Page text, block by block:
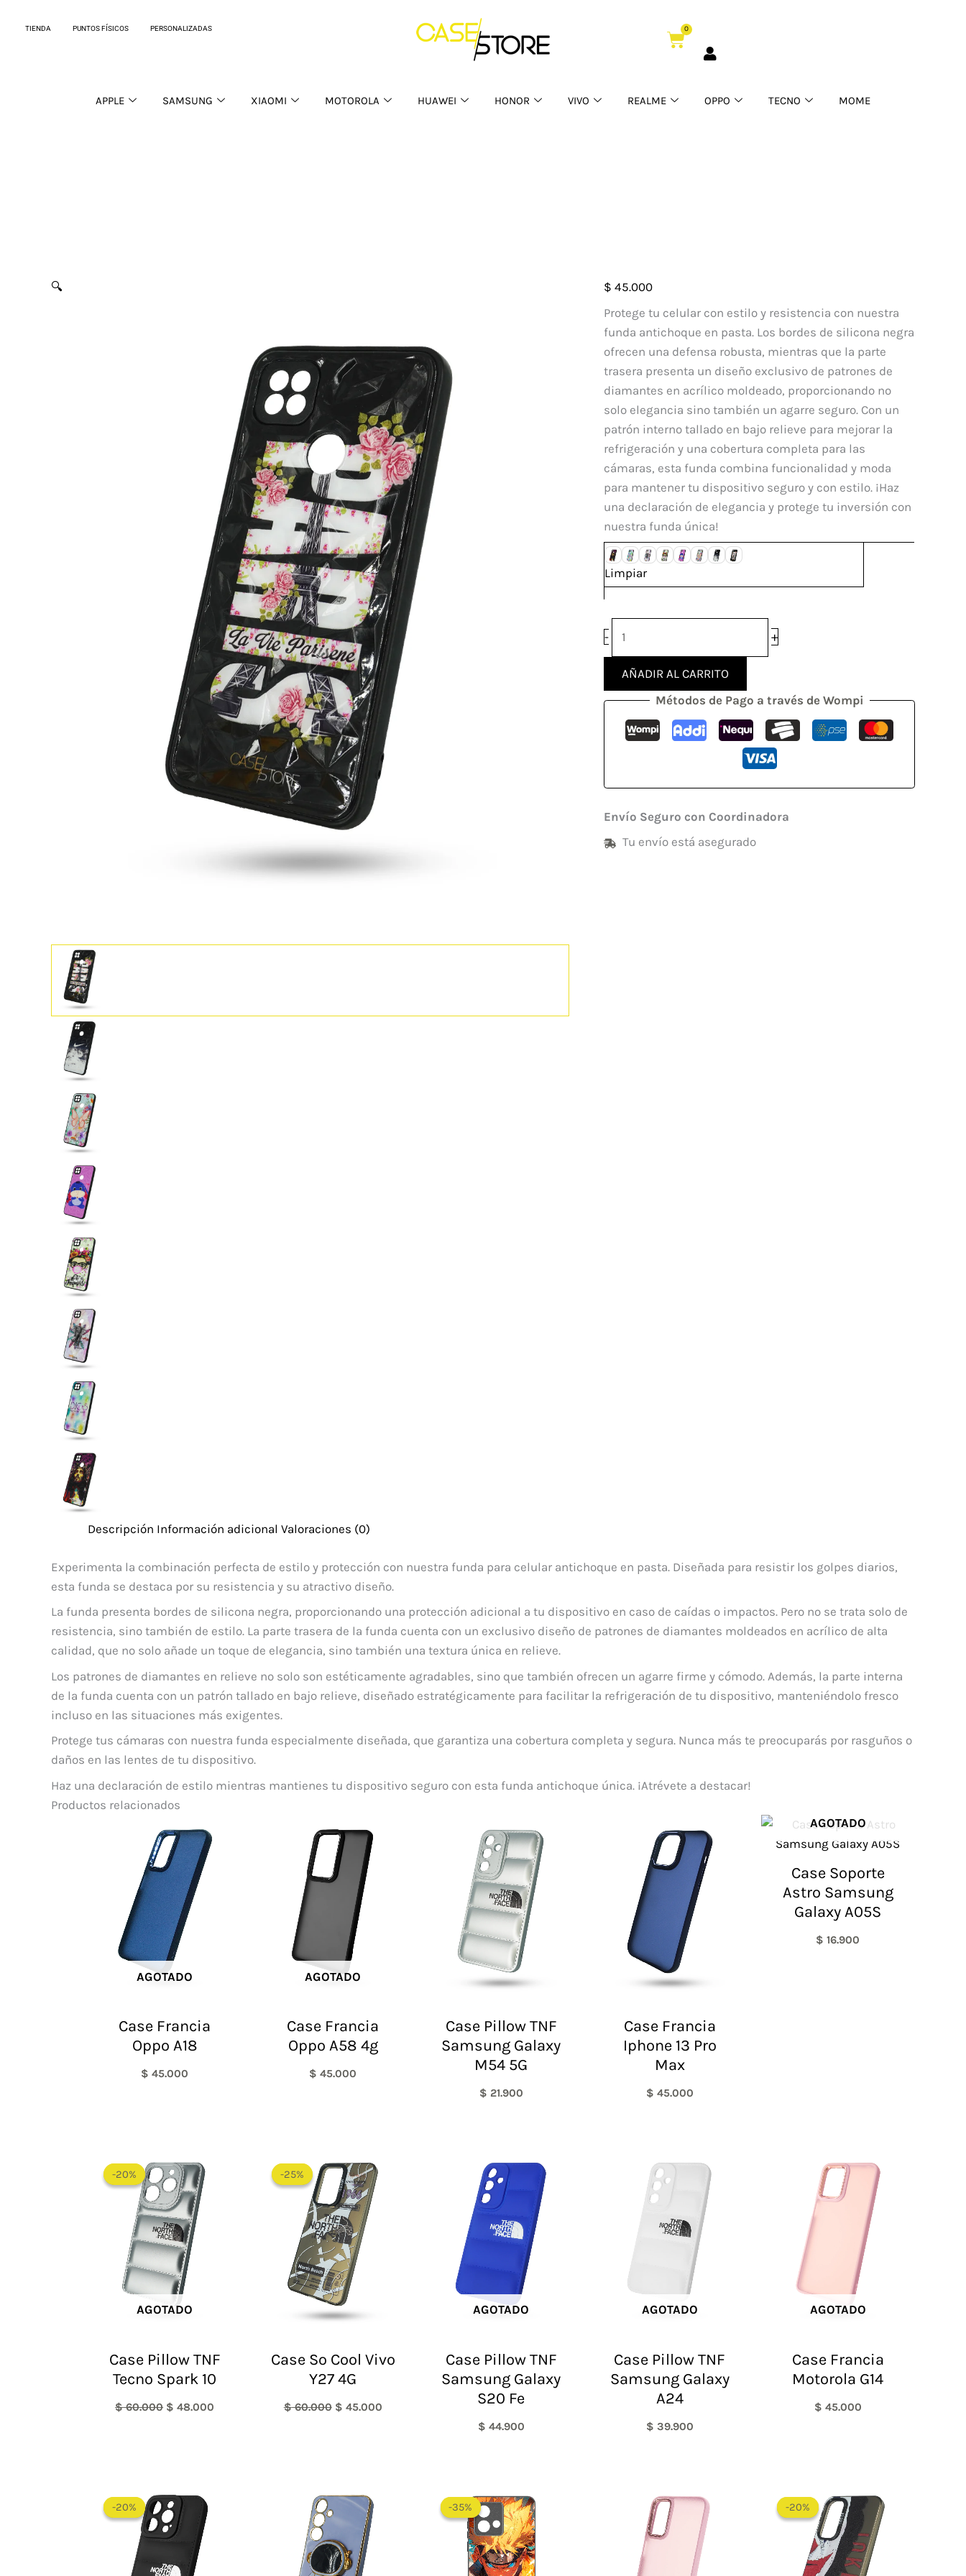
TIENDA PUNTOS FÍSICOS PERSONALIZADAS 0
Cart
APPLE SAMSUNG XIAOMI MOTOROLA HUAWEI HONOR VIVO REALME OPPO TECNO MOME
🔍 $ 45.000
Protege tu celular con estilo y resistencia con nuestra
funda antichoque en pasta. Los bordes de silicona negra
ofrecen una defensa robusta, mientras que la parte
trasera presenta un diseño exclusivo de patrones de
diamantes en acrílico moldeado, proporcionando no
solo elegancia sino también un agarre seguro. Con un
patrón interno tallado en bajo relieve para mejorar la
refrigeración y una cobertura completa para las
cámaras, esta funda combina funcionalidad y moda
para mantener tu dispositivo seguro y con estilo. ¡Haz
una declaración de elegancia y protege tu inversión con
nuestra funda única!
Limpiar
-
Case
Diamante
Xiaomi
Redmi
cantidad
+
AÑADIR AL CARRITO
Métodos de Pago a través de Wompi
Envío Seguro con Coordinadora
Tu envío está asegurado
Descripción Información adicional Valoraciones (0)
Experimenta la combinación perfecta de estilo y protección con nuestra funda para celular antichoque en pasta. Diseñada para resistir los golpes diarios,
esta funda se destaca por su resistencia y su atractivo diseño.
La funda presenta bordes de silicona negra, proporcionando una protección adicional a tu dispositivo en caso de caídas o impactos. Pero no se trata solo de
resistencia, sino también de estilo. La parte trasera de la funda cuenta con un exclusivo diseño de patrones de diamantes moldeados en acrílico de alta
calidad, que no solo añade un toque de elegancia, sino también una textura única en relieve.
Los patrones de diamantes en relieve no solo son estéticamente agradables, sino que también ofrecen un agarre firme y cómodo. Además, la parte interna
de la funda cuenta con un patrón tallado en bajo relieve, diseñado estratégicamente para facilitar la refrigeración de tu dispositivo, manteniéndolo fresco
incluso en las situaciones más exigentes.
Protege tus cámaras con nuestra funda especialmente diseñada, que garantiza una cobertura completa y segura. Nunca más te preocuparás por rasguños o
daños en las lentes de tu dispositivo.
Haz una declaración de estilo mientras mantienes tu dispositivo seguro con esta funda antichoque única. ¡Atrévete a destacar!
Productos relacionados
AGOTADO
Case Francia
Oppo A18
$ 45.000
AGOTADO
Case Francia
Oppo A58 4g
$ 45.000
Case Pillow TNF
Samsung Galaxy
M54 5G
$ 21.900
Case Francia
Iphone 13 Pro
Max
$ 45.000
AGOTADO
Case Soporte
Astro Samsung
Galaxy A05S
$ 16.900
-20%
AGOTADO
-20%
Case Pillow TNF
Tecno Spark 10
$60.000
precio
original
era:
$ 60.000.
$ 48.000
-25%
-25%
Case So Cool Vivo
Y27 4G
$60.000
precio
original
era:
$ 60.000.
$ 45.000
AGOTADO
Case Pillow TNF
Samsung Galaxy
S20 Fe
$ 44.900
AGOTADO
Case Pillow TNF
Samsung Galaxy
A24
$ 39.900
AGOTADO
Case Francia
Motorola G14
$ 45.000
-20%
-20%
precio
original
era:
$ 60.000.
-35%
-35% -20%
-20%
precio
original
era:
$ 60.000.